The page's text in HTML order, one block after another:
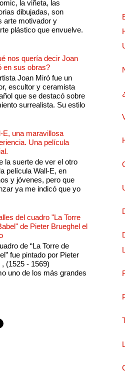
la viñeta, las
dibujadas, son
arte motivador y
plástico que envuelve.
nos quería decir Joan
en sus obras?
Joan Miró fue un
escultor y ceramista
que se destacó sobre
surrealista. Su estilo
E, una maravillosa
Una película
la suerte de ver el otro
película Wall-E, en
y jóvenes, pero que
ya me indicó que yo
del cuadro "La Torre
de Pieter Brueghel el
de “La Torre de
fue pintado por Pieter
(1525 - 1569)
uno de los más grandes